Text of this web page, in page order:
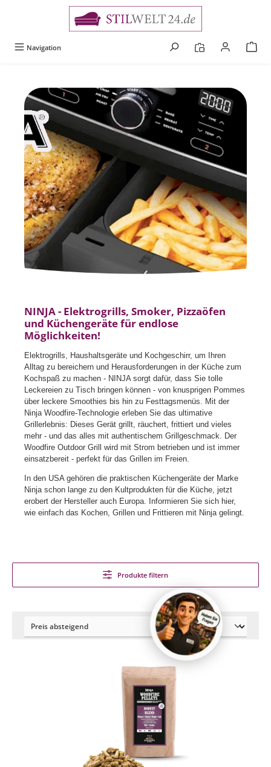
Navigation
NINJA - Elektrogrills, Smoker, Pizzaöfen
und Küchengeräte für endlose
Möglichkeiten!
Elektrogrills, Haushaltsgeräte und Kochgeschirr, um Ihren
Alltag zu bereichern und Herausforderungen in der Küche zum
Kochspaß zu machen - NINJA sorgt dafür, dass Sie tolle
Leckereien zu Tisch bringen können - von knusprigen Pommes
über leckere Smoothies bis hin zu Festtagsmenüs. Mit der
Ninja Woodfire-Technologie erleben Sie das ultimative
Grillerlebnis: Dieses Gerät grillt, räuchert, frittiert und vieles
mehr - und das alles mit authentischem Grillgeschmack. Der
Woodfire Outdoor Grill wird mit Strom betrieben und ist immer
einsatzbereit - perfekt für das Grillen im Freien.
In den USA gehören die praktischen Küchengeräte der Marke
Ninja schon lange zu den Kultprodukten für die Küche, jetzt
erobert der Hersteller auch Europa. Informieren Sie sich hier,
wie einfach das Kochen, Grillen und Frittieren mit Ninja gelingt.
Produkte filtern